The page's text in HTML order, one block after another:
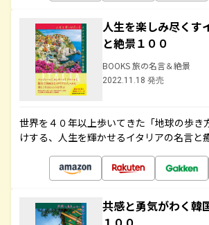
人生を楽しみ尽くす
と絶景１００
BOOKS 旅の名言＆絶景
2022.11.18 発売
世界を４０年以上歩いてきた「地球の歩き
けする、人生を輝かせるイタリアの名言と
共感と勇気がわく韓